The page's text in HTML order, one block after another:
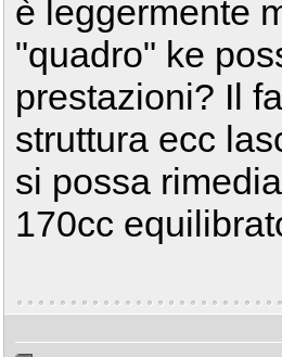
è leggermente
"quadro" ke
prestazioni? Il
struttura ecc
si possa
170cc